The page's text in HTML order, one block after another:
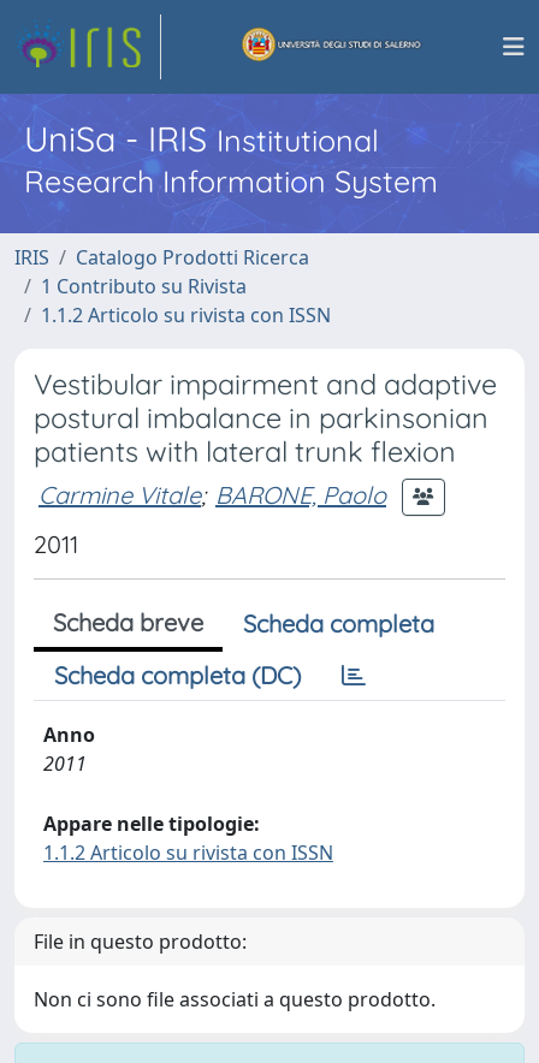
UniSa - IRISInstitutional
Research Information System
IRIS
Catalogo Prodotti Ricerca
1 Contributo su Rivista
1.1.2 Articolo su rivista con ISSN
Vestibular impairment and adaptive
postural imbalance in parkinsonian
patients with lateral trunk flexion
Carmine Vitale; BARONE, Paolo
2011
Scheda breve
Scheda completa
Scheda completa (DC)
Anno
2011
Appare nelle tipologie:
1.1.2 Articolo su rivista con ISSN
File in questo prodotto:
Non ci sono file associati a questo prodotto.